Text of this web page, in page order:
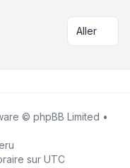
Aller
© phpBB Limited •
sur UTC